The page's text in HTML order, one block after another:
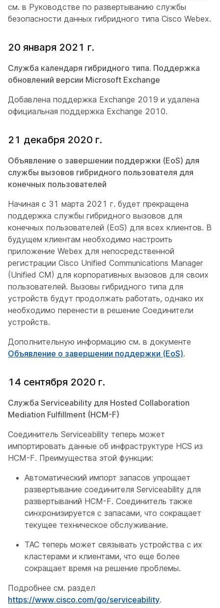
см. в Руководстве по развертыванию службы
безопасности данных гибридного типа Cisco Webex.
20 января 2021 г.
Служба календаря гибридного типа. Поддержка
обновлений версии Microsoft Exchange
Добавлена поддержка Exchange 2019 и удалена
официальная поддержка Exchange 2010.
21 декабря 2020 г.
Объявление о завершении поддержки (EoS) для
службы вызовов гибридного пользователя для
конечных пользователей
Начиная с 31 марта 2021 г. будет прекращена
поддержка службы гибридного вызовов для
конечных пользователей (EoS) для всех клиентов. В
будущем клиентам необходимо настроить
приложение Webex для непосредственной
регистрации Cisco Unified Communications Manager
(Unified CM) для корпоративных вызовов для своих
пользователей. Вызовы гибридного типа для
устройств будут продолжать работать, однако их
необходимо перенести в решение Соединители
устройств.
Дополнительную информацию см. в документе
Объявление о завершении поддержки (EoS).
14 сентября 2020 г.
Служба Serviceability для Hosted Collaboration
Mediation Fulfillment (HCM-F)
Соединитель Serviceability теперь может
импортировать данные об инфраструктуре HCS из
HCM-F. Преимущества этой функции:
Автоматический импорт запасов упрощает
развертывание соединителя Serviceability для
развертываний HCM-F. Соединитель также
синхронизируется с запасами, что сокращает
текущее техническое обслуживание.
TAC теперь может связывать устройства с их
кластерами и клиентами, что еще более
сокращает время на решение проблемы.
Подробнее см. раздел
https://www.cisco.com/go/serviceability.